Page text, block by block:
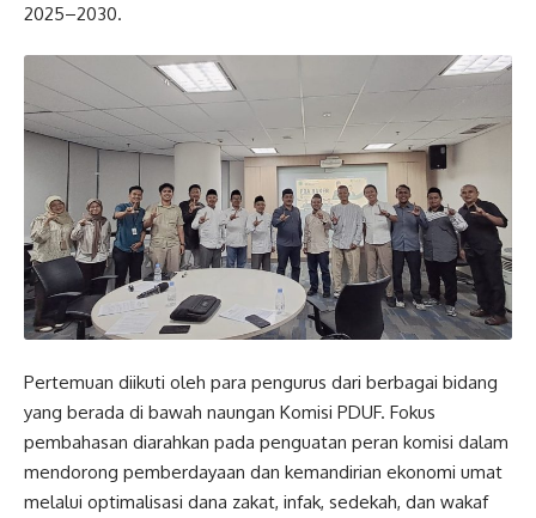
2025–2030.
Pertemuan diikuti oleh para pengurus dari berbagai bidang
yang berada di bawah naungan Komisi PDUF. Fokus
pembahasan diarahkan pada penguatan peran komisi dalam
mendorong pemberdayaan dan kemandirian ekonomi umat
melalui optimalisasi dana zakat, infak, sedekah, dan wakaf